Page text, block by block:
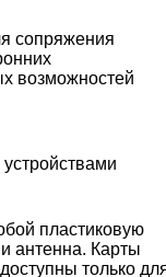
сопряжения
возможностей
пластиковую
антенна. Карты
только